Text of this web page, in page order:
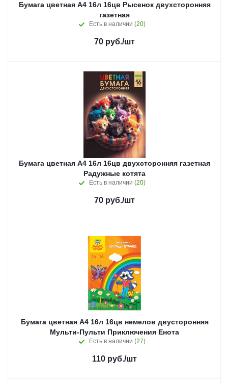
Бумага цветная А4 16л 16цв Рысенок двухсторонняя
газетная
Есть в наличии (20)
70 руб./шт
Бумага цветная А4 16л 16цв двухсторонняя газетная
Радужные котята
Есть в наличии (20)
70 руб./шт
Бумага цветная А4 16л 16цв немелов двусторонняя
Мульти-Пульти Приключения Енота
Есть в наличии (27)
110 руб./шт